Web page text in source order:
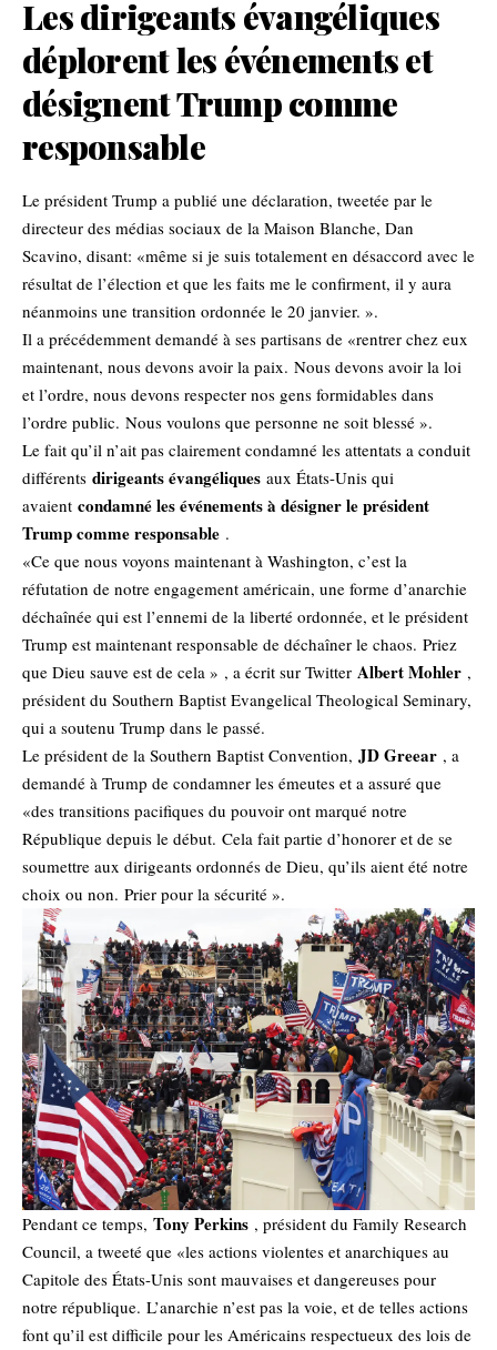
Les dirigeants évangéliques
déplorent les événements et
désignent Trump comme
responsable
Le président Trump a publié une déclaration, tweetée par le
directeur des médias sociaux de la Maison Blanche, Dan
Scavino, disant: «même si je suis totalement en désaccord avec le
résultat de l’élection et que les faits me le confirment, il y aura
néanmoins une transition ordonnée le 20 janvier. ».
Il a précédemment demandé à ses partisans de «rentrer chez eux
maintenant, nous devons avoir la paix. Nous devons avoir la loi
et l’ordre, nous devons respecter nos gens formidables dans
l’ordre public. Nous voulons que personne ne soit blessé ».
Le fait qu’il n’ait pas clairement condamné les attentats a conduit
différents dirigeants évangéliques aux États-Unis qui
avaient condamné les événements à désigner le président
Trump comme responsable .
«Ce que nous voyons maintenant à Washington, c’est la
réfutation de notre engagement américain, une forme d’anarchie
déchaînée qui est l’ennemi de la liberté ordonnée, et le président
Trump est maintenant responsable de déchaîner le chaos. Priez
que Dieu sauve est de cela » , a écrit sur Twitter Albert Mohler ,
président du Southern Baptist Evangelical Theological Seminary,
qui a soutenu Trump dans le passé.
Le président de la Southern Baptist Convention, JD Greear , a
demandé à Trump de condamner les émeutes et a assuré que
«des transitions pacifiques du pouvoir ont marqué notre
République depuis le début. Cela fait partie d’honorer et de se
soumettre aux dirigeants ordonnés de Dieu, qu’ils aient été notre
choix ou non. Prier pour la sécurité ».
Pendant ce temps, Tony Perkins , président du Family Research
Council, a tweeté que «les actions violentes et anarchiques au
Capitole des États-Unis sont mauvaises et dangereuses pour
notre république. L’anarchie n’est pas la voie, et de telles actions
font qu’il est difficile pour les Américains respectueux des lois de